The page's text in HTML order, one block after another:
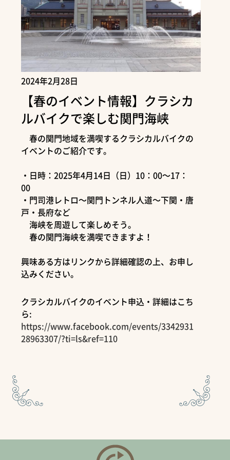
2024年2月28日
【春のイベント情報】クラシカ
ルバイクで楽しむ関門海峡
春の関門地域を満喫するクラシカルバイクの
イベントのご紹介です。
・日時：2025年4月14日（日）10：00～17：
00
・門司港レトロ～関門トンネル人道～下関・唐
戸・長府など
海峡を周遊して楽しめそう。
春の関門海峡を満喫できますよ！
興味ある方はリンクから詳細確認の上、お申し
込みください。
クラシカルバイクのイベント申込・詳細はこち
ら:
https://www.facebook.com/events/3342931
28963307/?ti=ls&ref=110